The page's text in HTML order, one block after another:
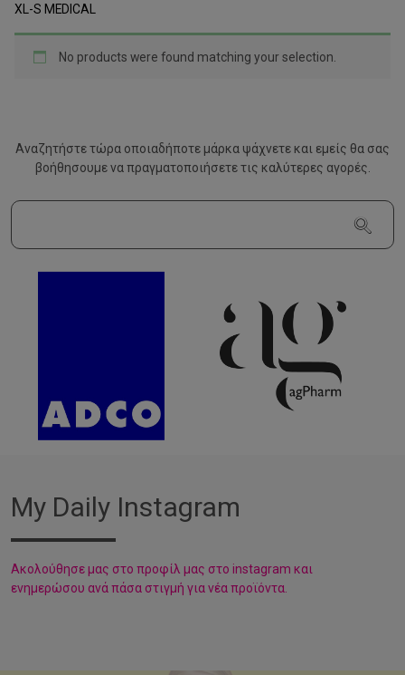
XL-S MEDICAL
No products were found matching your selection.
Αναζητήστε τώρα οποιαδήποτε μάρκα ψάχνετε και εμείς θα σας
βοήθησουμε ναπραγματοποιήσετε τις καλύτερες αγορές.
My Daily Instagram
Aκολούθησε μας στο προφίλ μας στο instagram και
ενημερώσου ανά πάσα στιγμή για νέα προϊόντα.